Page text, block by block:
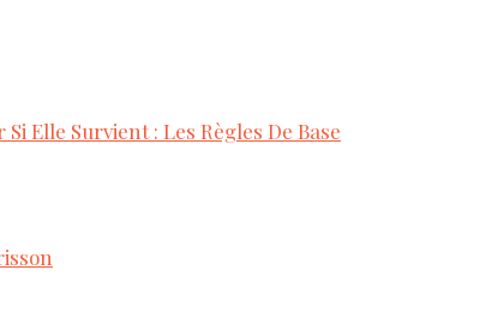
Elle Survient : Les Règles De Base